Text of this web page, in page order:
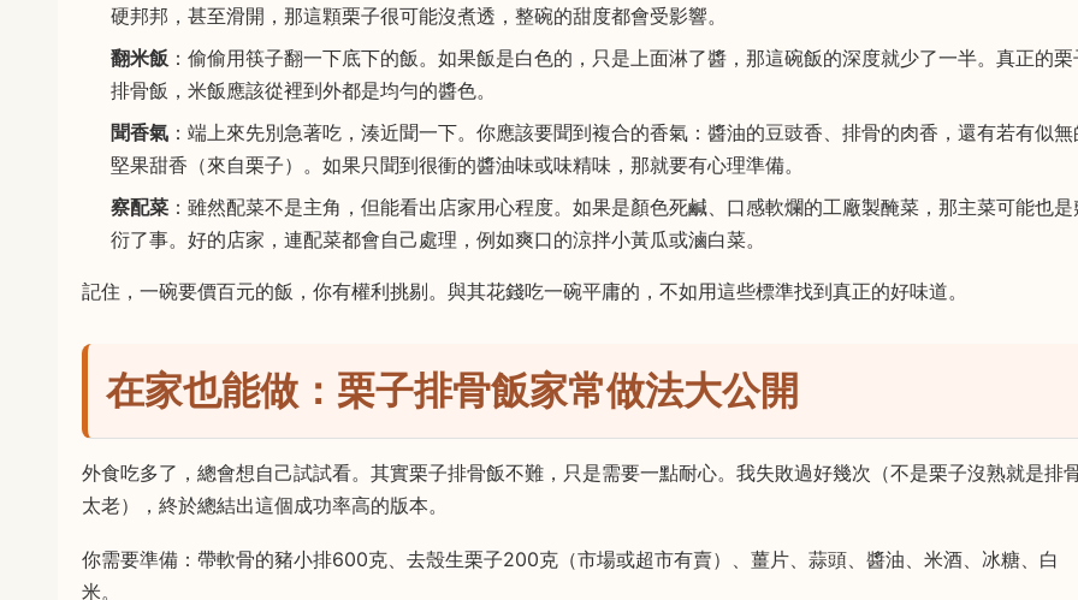
硬邦邦，甚至滑開，那這顆栗子很可能沒煮透，整碗的甜度都會受影響。
翻米飯 ：偷偷用筷子翻一下底下的飯。如果飯是白色的，只是上面淋了醬，那這碗飯的深度就少了一半。真正的栗
排骨飯，米飯應該從裡到外都是均勻的醬色。
聞香氣 ：端上來先別急著吃，湊近聞一下。你應該要聞到複合的香氣：醬油的豆豉香、排骨的肉香，還有若有似無
堅果甜香（來自栗子）。如果只聞到很衝的醬油味或味精味，那就要有心理準備。
察配菜 ：雖然配菜不是主角，但能看出店家用心程度。如果是顏色死鹹、口感軟爛的工廠製醃菜，那主菜可能也是
衍了事。好的店家，連配菜都會自己處理，例如爽口的涼拌小黃瓜或滷白菜。
記住，一碗要價百元的飯，你有權利挑剔。與其花錢吃一碗平庸的，不如用這些標準找到真正的好味道。
在家也能做：栗子排骨飯家常做法大公開
外食吃多了，總會想自己試試看。其實栗子排骨飯不難，只是需要一點耐心。我失敗過好幾次（不是栗子沒熟就是排
太老），終於總結出這個成功率高的版本。
你需要準備：帶軟骨的豬小排600克、去殼生栗子200克（市場或超市有賣）、薑片、蒜頭、醬油、米酒、冰糖、白
米。